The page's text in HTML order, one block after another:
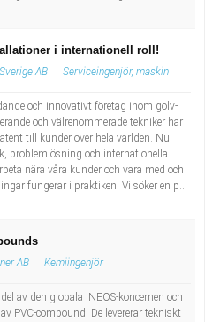
i internationell roll!
AB Serviceingenjör, maskin
och innovativt företag inom golv-
och välrenommerade tekniker har
till kunder över hela världen. Nu
problemlösning och internationella
nära våra kunder och vara med och
fungerar i praktiken. Vi söker en p...
AB Kemiingenjör
av den globala INEOS-koncernen och
PVC-compound. De levererar tekniskt